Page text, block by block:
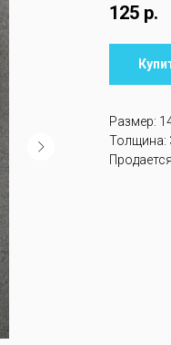
125 р.
Размер:
Толщина: